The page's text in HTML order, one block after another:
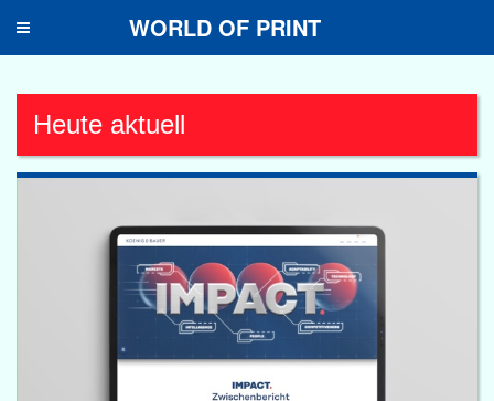
Toggle
WORLD OF PRINT
Heute aktuell